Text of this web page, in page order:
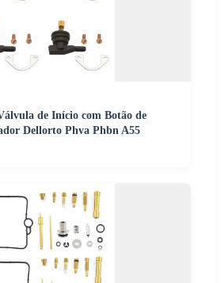
de Início com Botão de
Dellorto Phva Phbn A55